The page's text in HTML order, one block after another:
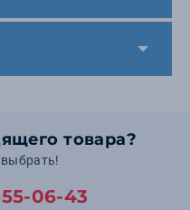
товара?
06-43